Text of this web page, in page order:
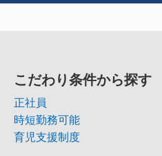
こだわり条件から探す
正社員
時短勤務可能
育児支援制度